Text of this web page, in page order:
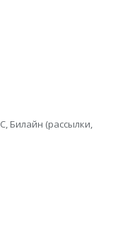
Билайн (рассылки,